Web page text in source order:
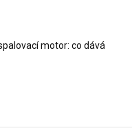
motor: co dává